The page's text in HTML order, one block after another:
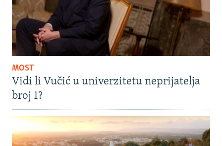
MOST
Vidi li Vučić u univerzitetu neprijatelja
broj 1?